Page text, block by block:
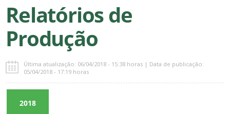
Relatórios de
Produção
Última atualização: 06/04/2018 - 15:38 horas | Data de publicação:
05/04/2018 - 17:19 horas
2018